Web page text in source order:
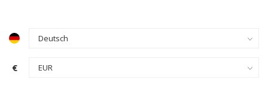
€